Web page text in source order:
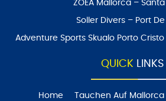
ZOEA Mallorca –
Soller Divers – Port
Adventure Sports Skualo Porto Cristo
QUICK LINKS
Home Tauchen Auf Mallorca